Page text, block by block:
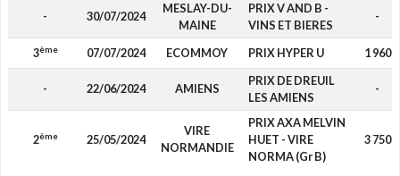
- 30/07/2024
MESLAY-DU-
MAINE
PRIX V AND B -
VINS ET BIERES
-
3ème 07/07/2024 ECOMMOY PRIX HYPER U 1 960
- 22/06/2024 AMIENS
PRIX DE DREUIL
LES AMIENS
-
2ème 25/05/2024
VIRE
NORMANDIE
PRIX AXA MELVIN
HUET - VIRE
NORMA (Gr B)
3 750